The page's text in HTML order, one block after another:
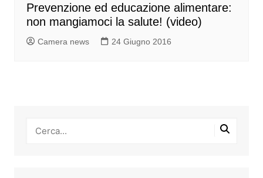
Prevenzione ed educazione alimentare:
non mangiamoci la salute! (video)
Camera news 24 Giugno 2016